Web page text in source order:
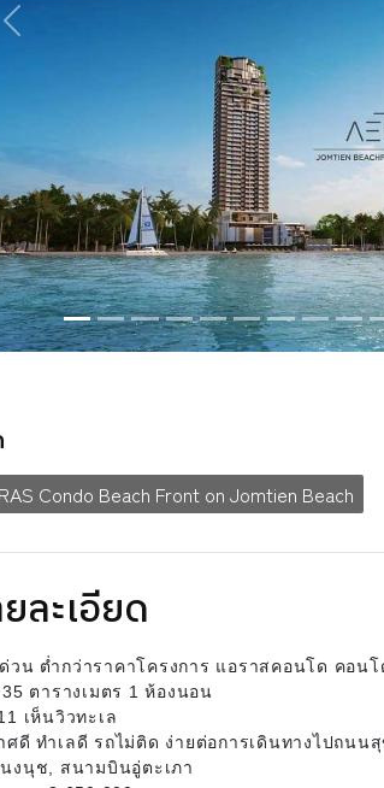
PREVIOUS
Condo Beach Front on Jomtien Beach
ละเอียด
วน ต่ำกว่าราคาโครงการ แอราสคอนโด คอน
ตารางเมตร 1 ห้องนอน
เห็นวิวทะเล
ศดี ทำเลดี รถไม่ติด ง่ายต่อการเดินทางไปถน
งนุช, สนามบินอู่ตะเภา